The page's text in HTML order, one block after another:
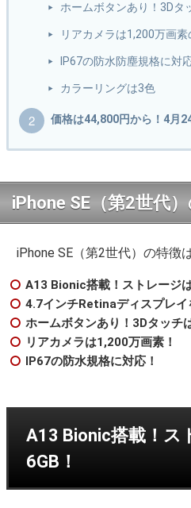
ホームボタンあり！3Dタ
リアカメラは1,200万画素
IP67の防水防塵規格に対
カラーリングは3色
価格は44,800円から！4月
iPhone SE（第2世代
iPhone SE（第2世代）の特徴
A13 Bionic搭載！ストレージ
4.7インチRetinaディスプレイ
ホームボタンあり！3Dタッチ
リアカメラは1,200万画素！
IP67の防水規格に対応！
A13 Bionic搭載！ス
6GB！